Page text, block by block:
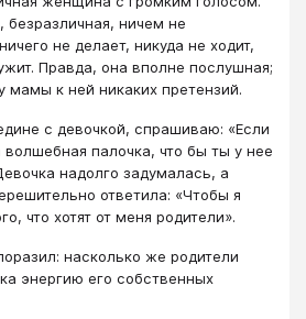
ничем не
не делает, никуда не ходит,
Правда, она вполне послушная;
мамы к ней никаких претензий.
с девочкой, спрашиваю: «Если
палочка, что бы ты у нее
надолго задумалась, а
ответила: «Чтобы я
что хотят от меня родители».
насколько же родители
энергию его собственных